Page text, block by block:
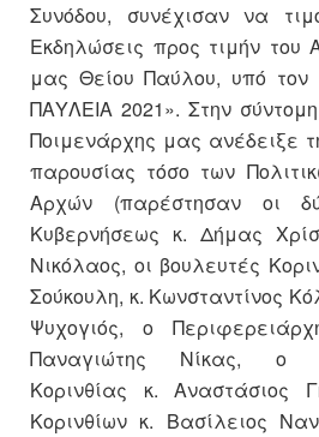
Συνόδου, συνέχισαν να
Εκδηλώσεις προς τιμήν του
μας Θείου Παύλου, υπό τον
ΠΑΥΛΕΙΑ 2021». Στην
Ποιμενάρχης μας ανέδειξε
παρουσίας τόσο των
Αρχών (παρέστησαν οι
Κυβερνήσεως κ. Δήμας
Νικόλαος, οι βουλευτές
Σούκουλη, κ. Κωνσταντίνος
Ψυχογιός, ο
Παναγιώτης Νίκας, ο
Κορινθίας κ. Αναστάσιος
Κορινθίων κ. Βασίλειος